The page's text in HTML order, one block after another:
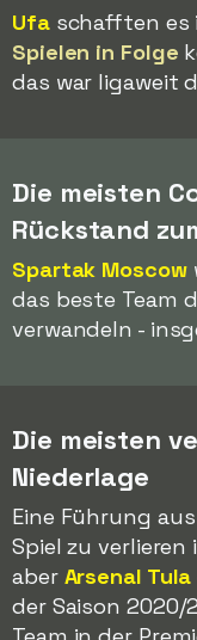
Ufaschafften es
Spielen in Folge
das war ligaweit
Die meisten
Rückstand
Spartak Moscow
das beste Team
verwandeln -
Die meisten
Niederlage
Eine Führung
Spiel zu
aber Arsenal Tula
der Saison 2020/